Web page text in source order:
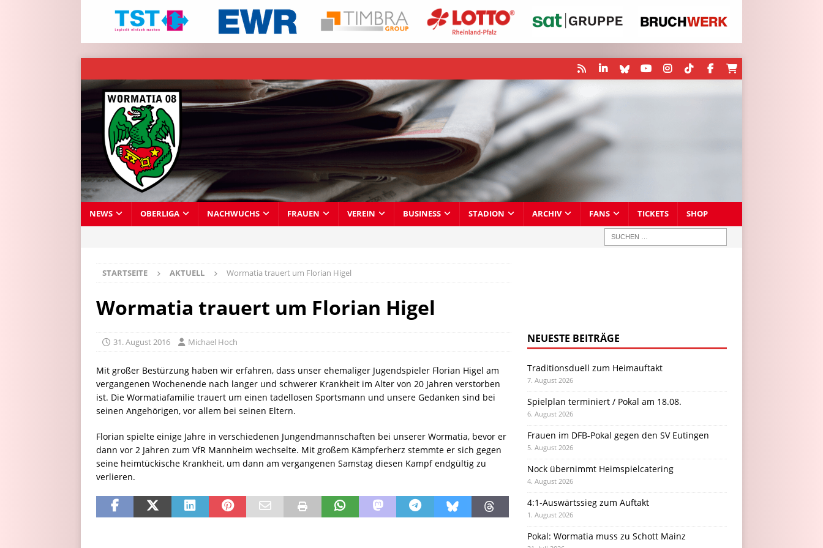
NEWS OBERLIGA NACHWUCHS FRAUEN VEREIN BUSINESS STADION ARCHIV FANS TICKETS SHOP
STARTSEITE AKTUELL Wormatia trauert um Florian Higel
Wormatia trauert um Florian Higel
31. August 2016 Michael Hoch
Mit großer Bestürzung haben wir erfahren, dass unser ehemaliger Jugendspieler Florian Higel am
vergangenen Wochenende nach langer und schwerer Krankheit im Alter von 20 Jahren verstorben
ist. Die Wormatiafamilie trauert um einen tadellosen Sportsmann und unsere Gedanken sind bei
seinen Angehörigen, vor allem bei seinen Eltern.
Florian spielte einige Jahre in verschiedenen Jungendmannschaften bei unserer Wormatia, bevor er
dann vor 2 Jahren zum VfR Mannheim wechselte. Mit großem Kämpferherz stemmte er sich gegen
seine heimtückische Krankheit, um dann am vergangenen Samstag diesen Kampf endgültig zu
verlieren.
NEUESTE BEITRÄGE
Traditionsduell zum Heimauftakt
7. August 2026
Spielplan terminiert / Pokal am 18.08.
6. August 2026
Frauen im DFB-Pokal gegen den SV Eutingen
5. August 2026
Nock übernimmt Heimspielcatering
4. August 2026
4:1-Auswärtssieg zum Auftakt
1. August 2026
Pokal: Wormatia muss zu Schott Mainz